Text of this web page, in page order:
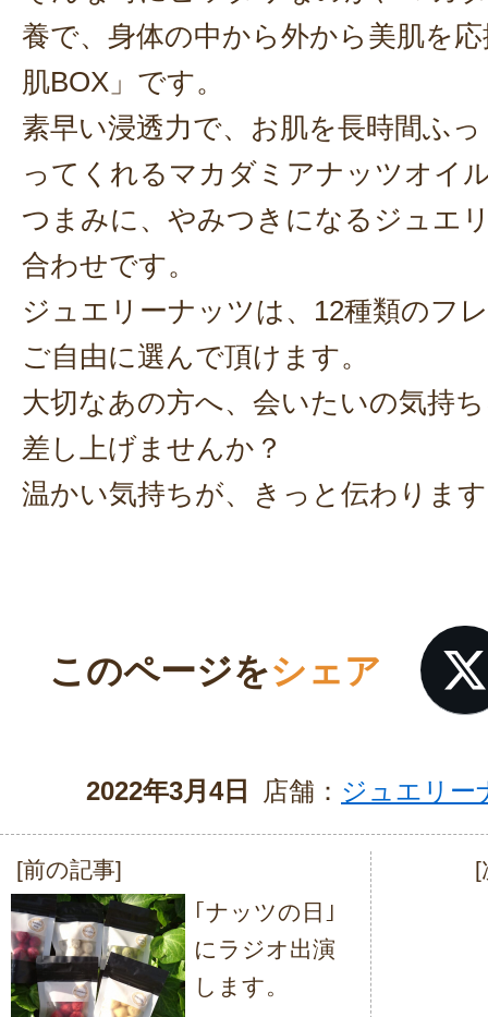
養で、身体の中から外から美肌を
肌BOX」です。
素早い浸透力で、お肌を長時間ふ
ってくれるマカダミアナッツオイ
つまみに、やみつきになるジュエ
合わせです。
ジュエリーナッツは、12種類のフ
ご自由に選んで頂けます。
大切なあの方へ、会いたいの気持
差し上げませんか？
温かい気持ちが、きっと伝わりま
このページをシェア
2022年3月4日 店舗： ジュエリー
投
稿
ナ
ビ
[前の記事]
｢ナッツの日｣
にラジオ出演
します。
[